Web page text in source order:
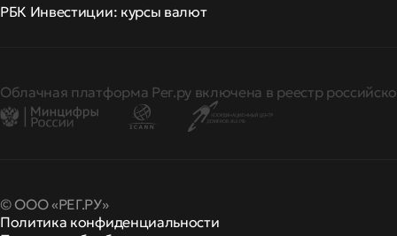
РБК Инвестиции: курсы валют
Облачная платформа Рег.ру включена в реестр
© ООО «РЕГ.РУ»
Политика конфиденциальности